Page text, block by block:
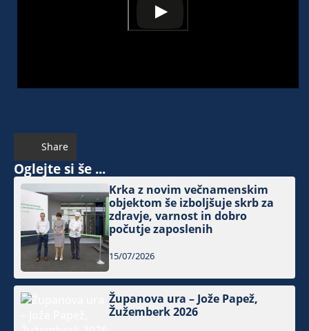
Share
Oglejte si še ...
Krka z novim večnamenskim
objektom še izboljšuje skrb za
zdravje, varnost in dobro
počutje zaposlenih
15/07/2026
Županova ura – Jože Papež,
Žužemberk 2026